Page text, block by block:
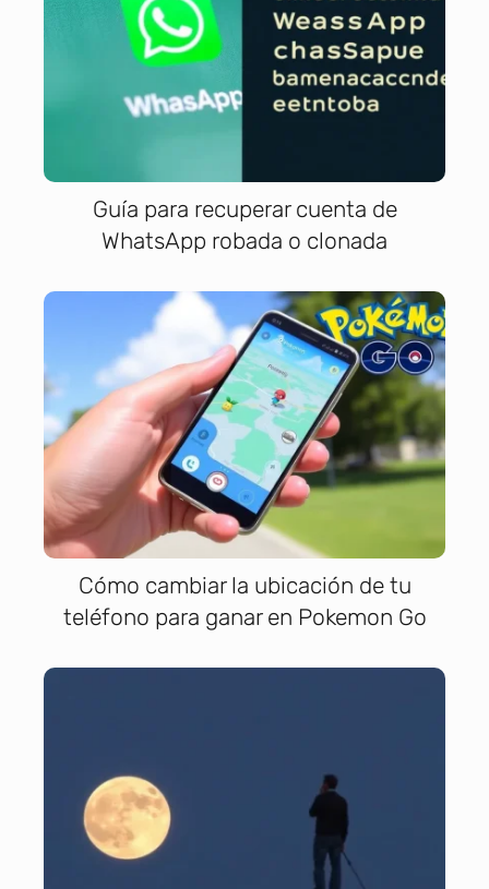
Guía para recuperar cuenta de
WhatsApp robada o clonada
Cómo cambiar la ubicación de tu
teléfono para ganar en Pokemon Go